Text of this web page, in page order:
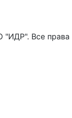
"ИДР". Все права